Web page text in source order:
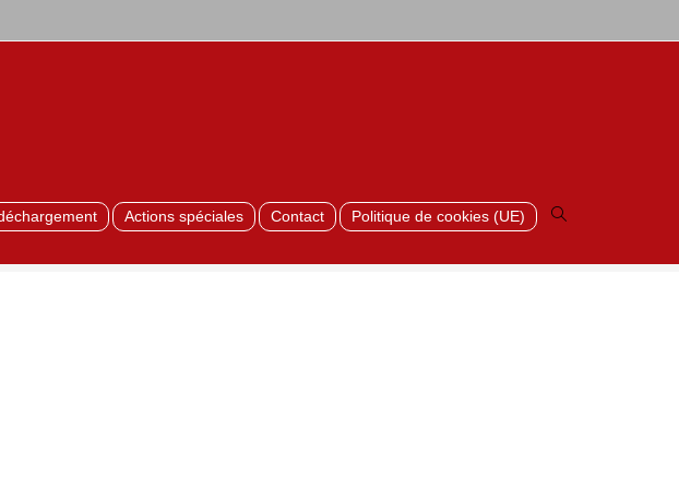
Actions spéciales Contact Politique de cookies (UE)
Toggle
website
search
> Stone > Rustique >